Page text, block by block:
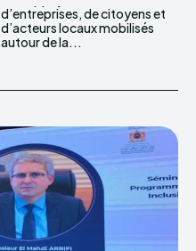
autour de la...